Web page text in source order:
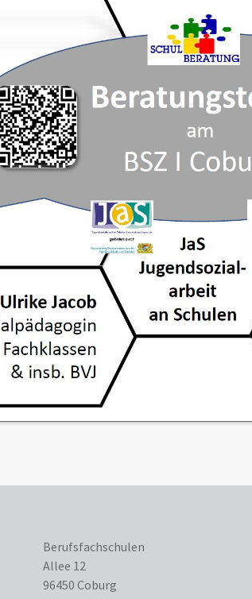
Berufsfachschulen
Allee 12
96450 Coburg